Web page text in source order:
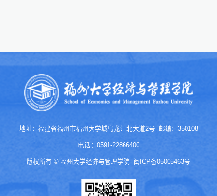
地址：福建省福州市福州大学城乌龙江北大道2号 邮编：350108
电话：0591-22866400
版权所有 © 福州大学经济与管理学院 闽ICP备05005463号